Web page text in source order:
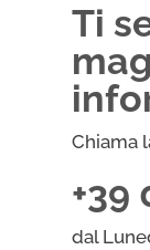
Ti
Chiama
+39
dal